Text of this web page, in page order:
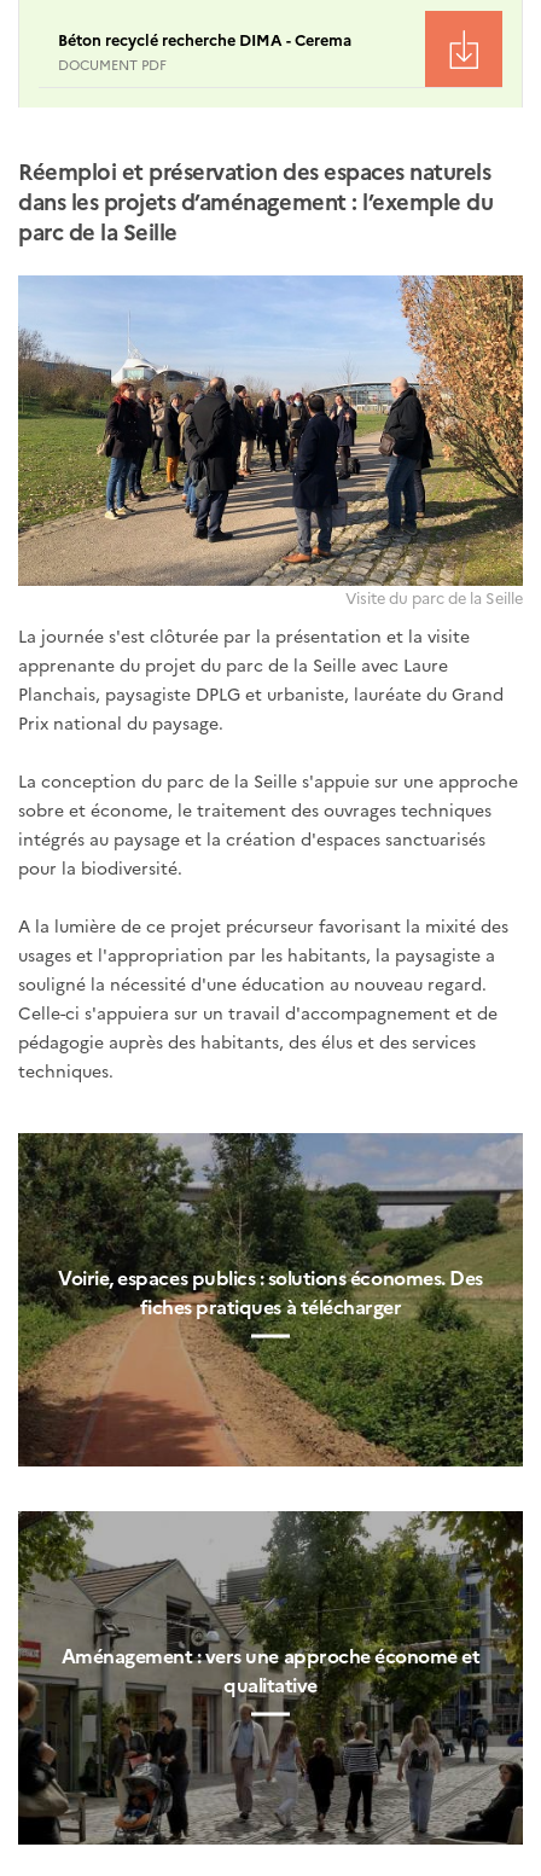
Béton recyclé recherche DIMA - Cerema
DOCUMENT PDF
Réemploi et préservation des espaces naturels
dans les projets d’aménagement : l’exemple du
parc de la Seille
Visite du parc de la Seille
La journée s'est clôturée par la présentation et la visite
apprenante du projet du parc de la Seille avec Laure
Planchais, paysagiste DPLG et urbaniste, lauréate du Grand
Prix national du paysage.
La conception du parc de la Seille s'appuie sur une approche
sobre et économe, le traitement des ouvrages techniques
intégrés au paysage et la création d'espaces sanctuarisés
pour la biodiversité.
A la lumière de ce projet précurseur favorisant la mixité des
usages et l'appropriation par les habitants, la paysagiste a
souligné la nécessité d'une éducation au nouveau regard.
Celle-ci s'appuiera sur un travail d'accompagnement et de
pédagogie auprès des habitants, des élus et des services
techniques.
Voirie, espaces publics : solutions économes. Des
fiches pratiques à télécharger
Aménagement : vers une approche économe et
qualitative